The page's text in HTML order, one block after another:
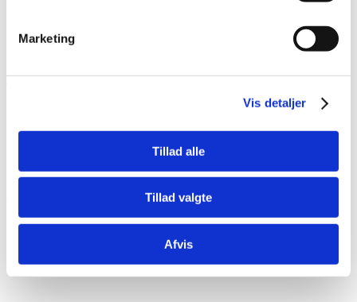
Marketing
Vis detaljer
Tillad alle
Tillad valgte
Afvis
Se mere her
Bil lifte